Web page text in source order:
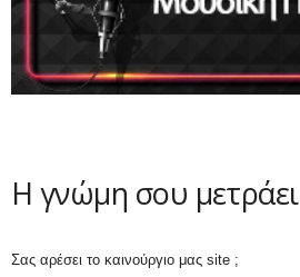
Η γνώμη σου μετράει
Σας αρέσει το καινούργιο μας site ;